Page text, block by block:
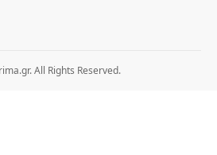
All Rights Reserved.